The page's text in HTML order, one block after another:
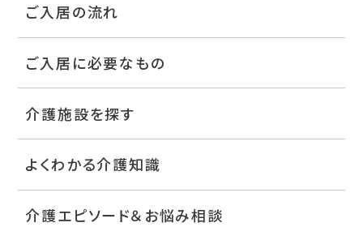
ご入居の流れ
ご入居に必要なもの
介護施設を探す
よくわかる介護知識
介護エピソード＆お悩み相談